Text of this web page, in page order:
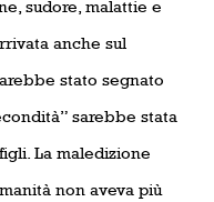
sudore, malattie e
anche sul
stato segnato
sarebbe stata
La maledizione
non aveva più